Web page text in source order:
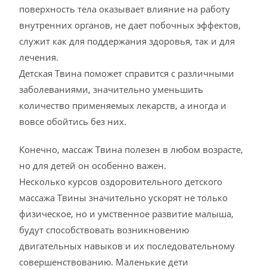
поверхность тела оказывает влияние на работу
внутренних органов, не дает побочных эффектов,
служит как для поддержания здоровья, так и для
лечения.
Детская Твина поможет справится с различными
заболеваниями, значительно уменьшить
количество применяемых лекарств, а иногда и
вовсе обойтись без них.
Конечно, массаж Твина полезен в любом возрасте,
но для детей он особенно важен.
Несколько курсов оздоровительного детского
массажа Твины значительно ускорят не только
физическое, но и умственное развитие малыша,
будут способствовать возникновению
двигательных навыков и их последовательному
совершенствованию. Маленькие дети